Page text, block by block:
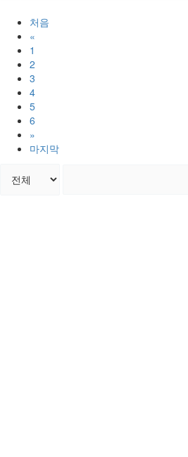
처음
«
1
2
3
4
5
6
»
마지막